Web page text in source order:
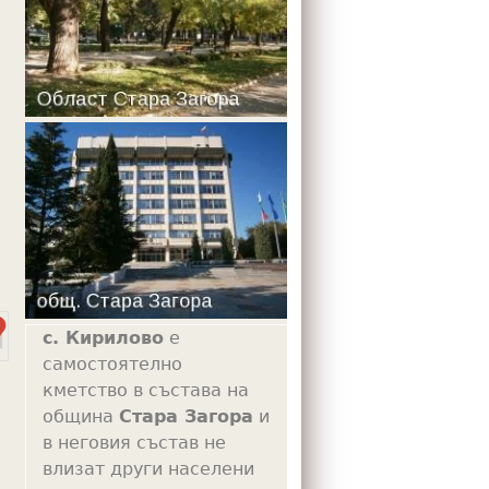
с. Кирилово е
самостоятелно
кметство в състава на
община Стара Загора и
в неговия състав не
влизат други населени